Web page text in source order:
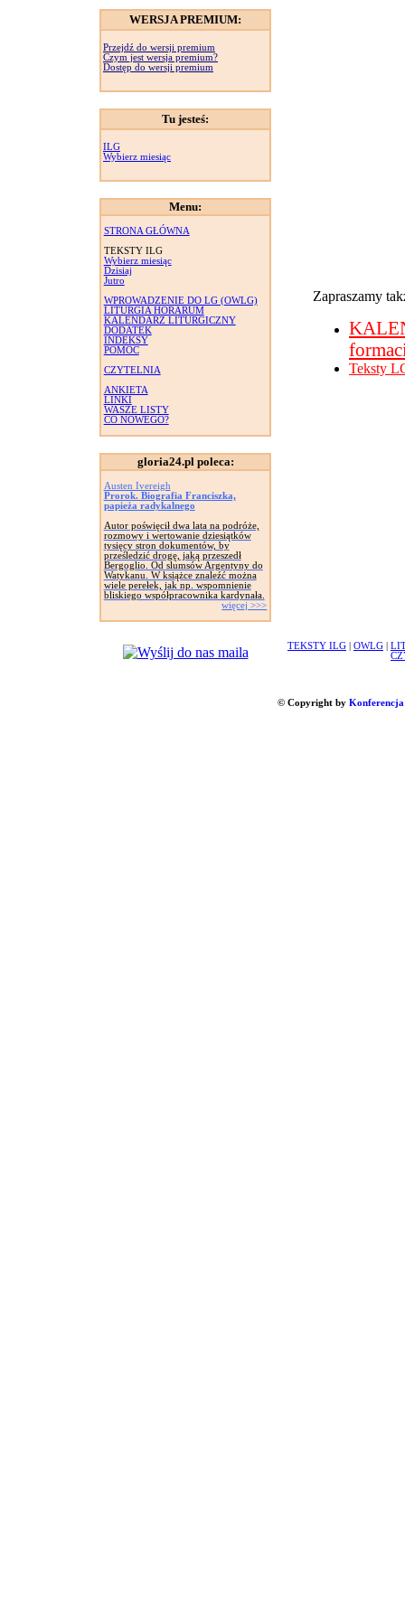
WERSJA PREMIUM:
Przejdź do wersji premium
Czym jest wersja premium?
Dostęp do wersji premium
Tu jesteś:
ILG
Wybierz miesiąc
Menu:
STRONA GŁÓWNA
TEKSTY ILG
Wybierz miesiąc
Dzisiaj
Jutro
WPROWADZENIE DO LG (OWLG)
LITURGIA HORARUM
KALENDARZ LITURGICZNY
DODATEK
INDEKSY
POMOC
CZYTELNIA
ANKIETA
LINKI
WASZE LISTY
CO NOWEGO?
gloria24.pl poleca:
Austen Ivereigh
Prorok. Biografia Franciszka,
papieża radykalnego
Autor poświęcił dwa lata na podróże,
rozmowy i wertowanie dziesiątków
tysięcy stron dokumentów, by
prześledzić drogę, jaką przeszedł
Bergoglio. Od slumsów Argentyny do
Watykanu. W książce znaleźć można
wiele perełek, jak np. wspomnienie
bliskiego współpracownika kardynała.
więcej >>>
Zapraszamy
Teksty
TEKSTY ILG OWLG
© Copyright by Konferencja